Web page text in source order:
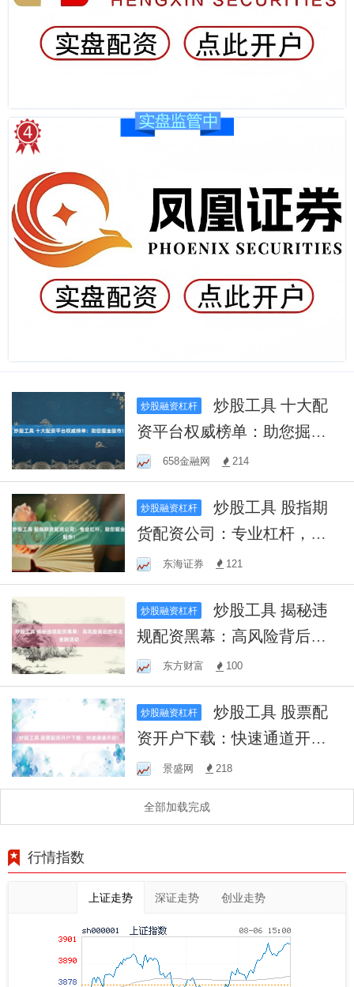
炒股融资杠杆
炒股工具 十大配
资平台权威榜单：助您掘金
股市！658金融网 214
炒股融资杠杆
炒股工具 股指期
货配资公司：专业杠杆，助
您掘金股市！
东海证券 121
炒股融资杠杆
炒股工具 揭秘违
规配资黑幕：高风险背后的
非法金融活动
东方财富 100
炒股融资杠杆
炒股工具 股票配
资开户下载：快速通道开
启！景盛网 218
全部加载完成
行情指数
上证走势 深证走势 创业走势